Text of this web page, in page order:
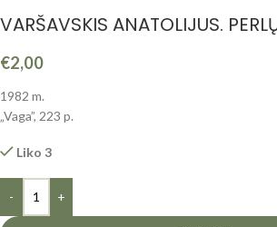
VARŠAVSKIS ANATOLIJUS.
€2,00
1982 m.
„Vaga”, 223 p.
Liko 3
- +